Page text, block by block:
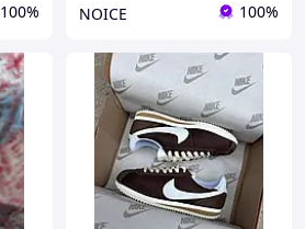
100% NOICE 100%